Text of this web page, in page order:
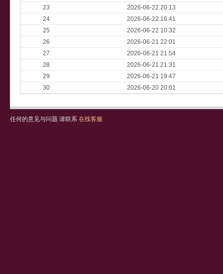
23
2026-06-22 20:13
24
2026-06-22 16:41
25
2026-06-22 10:32
26
2026-06-21 22:01
27
2026-06-21 21:54
28
2026-06-21 21:31
29
2026-06-21 19:47
30
2026-06-20 20:01
任何的意见与问题 请联系 在线客服